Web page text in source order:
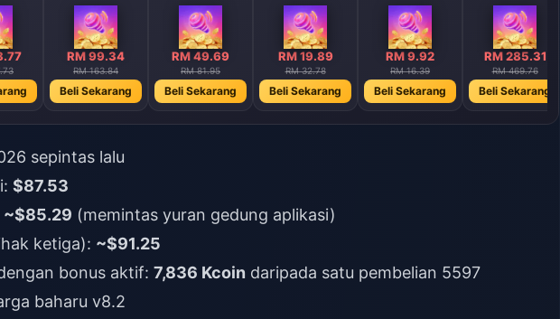
RM 99.34
RM 163.84
Beli Sekarang
RM 49.69
RM 81.95
Beli Sekarang
RM 19.89
RM 32.78
Beli Sekarang
RM 9.92
RM 16.39
Beli Sekarang
RM 285.31
RM 469.76
Beli Sekarang
sepintas lalu
$87.53
~$85.29 (memintas yuran gedung aplikasi)
ketiga): ~$91.25
bonus aktif: 7,836 Kcoin daripada satu pembelian 5597
baharu v8.2